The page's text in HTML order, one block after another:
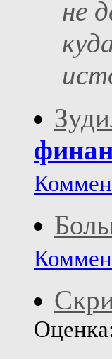
не